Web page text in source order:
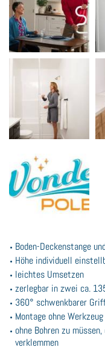
Boden-Deckenstange
Höhe individuell
leichtes Umsetzen
zerlegbar in zwei ca.
360° schwenkbarer
Montage ohne
ohne Bohren zu
verklemmen